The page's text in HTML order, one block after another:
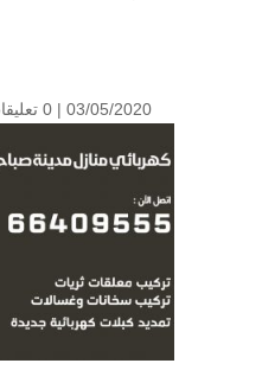
03/05/2020 | 0 تعليقات